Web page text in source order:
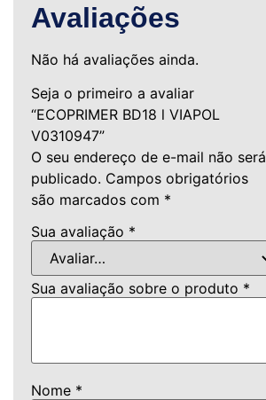
Avaliações
Não há avaliações ainda.
Seja o primeiro a avaliar
“ECOPRIMER BD18 l VIAPOL
V0310947”
O seu endereço de e-mail não será
publicado. Campos obrigatórios
são marcados com *
Sua avaliação *
Sua avaliação sobre o produto *
Nome *